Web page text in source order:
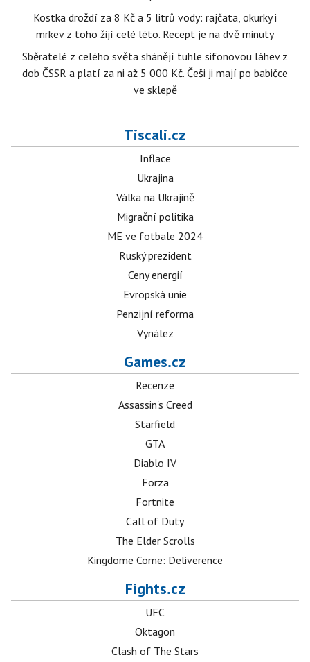
Kostka droždí za 8 Kč a 5 litrů vody: rajčata, okurky i
mrkev z toho žijí celé léto. Recept je na dvě minuty
Sběratelé z celého světa shánějí tuhle sifonovou láhev z
dob ČSSR a platí za ni až 5 000 Kč. Češi ji mají po babičce
ve sklepě
Tiscali.cz
Inflace
Ukrajina
Válka na Ukrajině
Migrační politika
ME ve fotbale 2024
Ruský prezident
Ceny energií
Evropská unie
Penzijní reforma
Vynález
Games.cz
Recenze
Assassin's Creed
Starfield
GTA
Diablo IV
Forza
Fortnite
Call of Duty
The Elder Scrolls
Kingdome Come: Deliverence
Fights.cz
UFC
Oktagon
Clash of The Stars